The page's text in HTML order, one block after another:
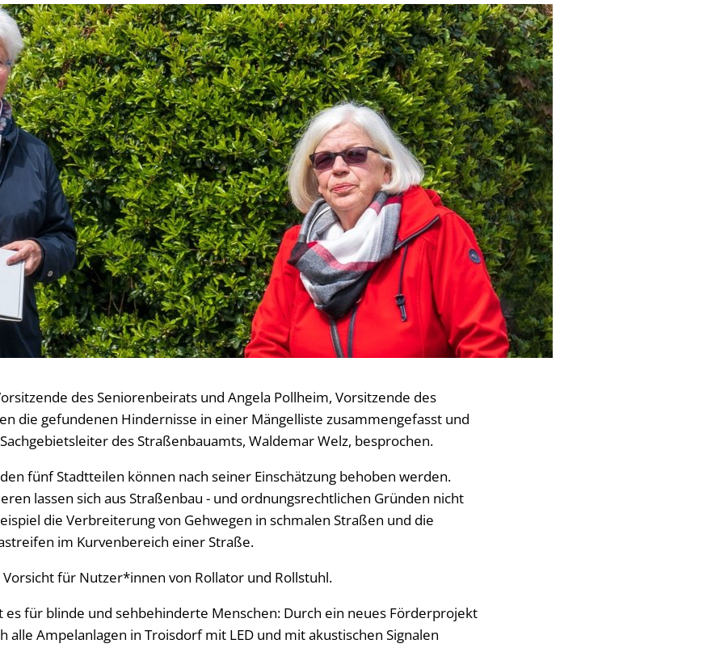
des Seniorenbeirats und Angela Pollheim, Vorsitzende des
die gefundenen Hindernisse in einer Mängelliste zusammengefasst und
des Straßenbauamts, Waldemar Welz, besprochen.
fünf Stadtteilen können nach seiner Einschätzung behoben werden.
lassen sich aus Straßenbau - und ordnungsrechtlichen Gründen nicht
die Verbreiterung von Gehwegen in schmalen Straßen und die
im Kurvenbereich einer Straße.
für Nutzer*innen von Rollator und Rollstuhl.
es für blinde und sehbehinderte Menschen: Durch ein neues Förderprojekt
alle Ampelanlagen in Troisdorf mit LED und mit akustischen Signalen